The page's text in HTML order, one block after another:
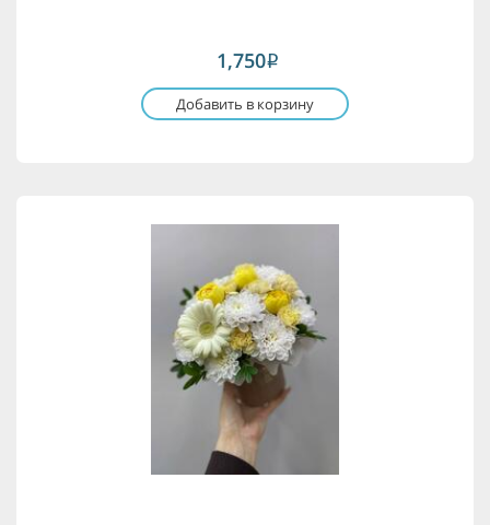
1,750i
Добавить в корзину